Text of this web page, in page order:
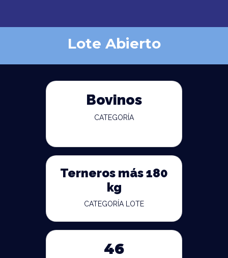
Lote Abierto
Bovinos
CATEGORÍA
Terneros más 180
kg
CATEGORÍA LOTE
46